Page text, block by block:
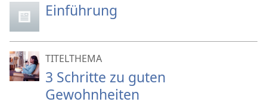
Einführung
TITELTHEMA
3 Schritte zu guten
Gewohnheiten